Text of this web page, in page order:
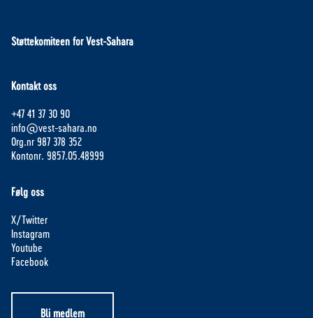
Støttekomiteen for Vest-Sahara
Kontakt oss
+47 41 37 30 90
info@vest-sahara.no
Org.nr 987 378 352
Kontonr. 9857.05.48999
Følg oss
X/Twitter
Instagram
Youtube
Facebook
Bli medlem